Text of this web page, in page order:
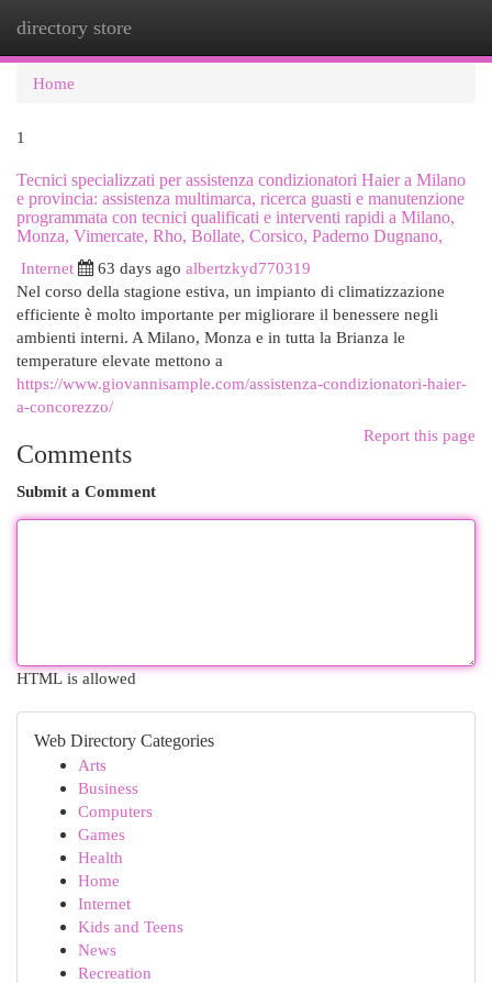
directory store
Home
1
Tecnici specializzati per assistenza condizionatori Haier a Milano
e provincia: assistenza multimarca, ricerca guasti e manutenzione
programmata con tecnici qualificati e interventi rapidi a Milano,
Monza, Vimercate, Rho, Bollate, Corsico, Paderno Dugnano,
Internet
63 days ago albertzkyd770319
Nel corso della stagione estiva, un impianto di climatizzazione
efficiente è molto importante per migliorare il benessere negli
ambienti interni. A Milano, Monza e in tutta la Brianza le
temperature elevate mettono a
https://www.giovannisample.com/assistenza-condizionatori-haier-
a-concorezzo/
Report this page
Comments
Submit a Comment
HTML is allowed
Web Directory Categories
Arts
Business
Computers
Games
Health
Home
Internet
Kids and Teens
News
Recreation